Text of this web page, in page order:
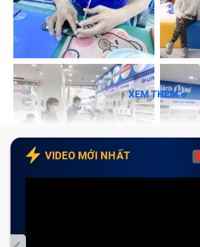
XEM THÊM
VIDEO MỚI NHẤT